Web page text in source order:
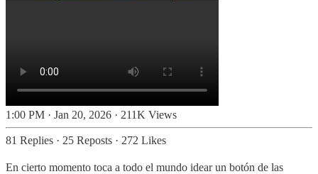
1:00 PM · Jan 20, 2026 · 211K Views
81 Replies · 25 Reposts · 272 Likes
En cierto momento toca a todo el mundo idear un botón de las